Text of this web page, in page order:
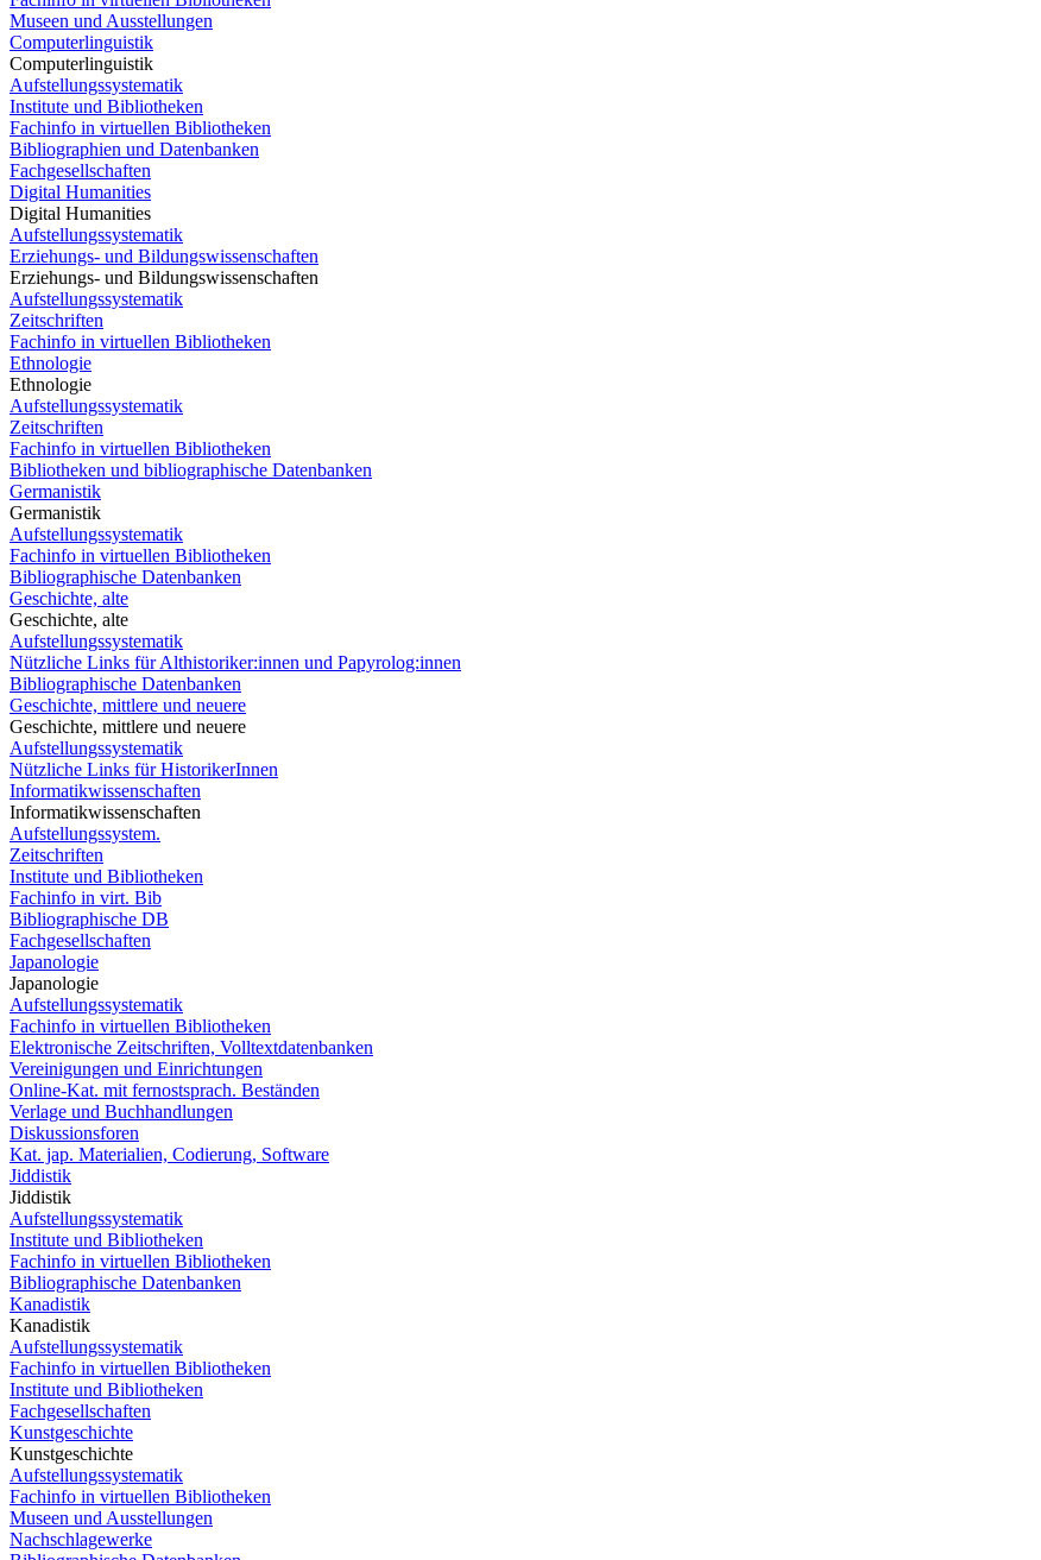
Museen und Ausstellungen
Computerlinguistik
Computerlinguistik
Aufstellungssystematik
Institute und Bibliotheken
Fachinfo in virtuellen Bibliotheken
Bibliographien und Datenbanken
Fachgesellschaften
Digital Humanities
Digital Humanities
Aufstellungssystematik
Erziehungs- und Bildungswissenschaften
Erziehungs- und Bildungswissenschaften
Aufstellungssystematik
Zeitschriften
Fachinfo in virtuellen Bibliotheken
Ethnologie
Ethnologie
Aufstellungssystematik
Zeitschriften
Fachinfo in virtuellen Bibliotheken
Bibliotheken und bibliographische Datenbanken
Germanistik
Germanistik
Aufstellungssystematik
Fachinfo in virtuellen Bibliotheken
Bibliographische Datenbanken
Geschichte, alte
Geschichte, alte
Aufstellungssystematik
Nützliche Links für Althistoriker:innen und Papyrolog:innen
Bibliographische Datenbanken
Geschichte, mittlere und neuere
Geschichte, mittlere und neuere
Aufstellungssystematik
Nützliche Links für HistorikerInnen
Informatikwissenschaften
Informatikwissenschaften
Aufstellungssystem.
Zeitschriften
Institute und Bibliotheken
Fachinfo in virt. Bib
Bibliographische DB
Fachgesellschaften
Japanologie
Japanologie
Aufstellungssystematik
Fachinfo in virtuellen Bibliotheken
Elektronische Zeitschriften, Volltextdatenbanken
Vereinigungen und Einrichtungen
Online-Kat. mit fernostsprach. Beständen
Verlage und Buchhandlungen
Diskussionsforen
Kat. jap. Materialien, Codierung, Software
Jiddistik
Jiddistik
Aufstellungssystematik
Institute und Bibliotheken
Fachinfo in virtuellen Bibliotheken
Bibliographische Datenbanken
Kanadistik
Kanadistik
Aufstellungssystematik
Fachinfo in virtuellen Bibliotheken
Institute und Bibliotheken
Fachgesellschaften
Kunstgeschichte
Kunstgeschichte
Aufstellungssystematik
Fachinfo in virtuellen Bibliotheken
Museen und Ausstellungen
Nachschlagewerke